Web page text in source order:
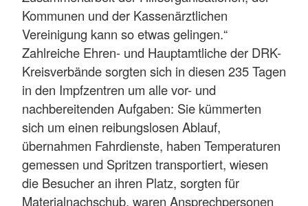
Kommunen und der Kassenärztlichen
Vereinigung kann so etwas gelingen.“
Zahlreiche Ehren- und Hauptamtliche der DRK-
Kreisverbände sorgten sich in diesen 235 Tagen
in den Impfzentren um alle vor- und
nachbereitenden Aufgaben: Sie kümmerten
sich um einen reibungslosen Ablauf,
übernahmen Fahrdienste, haben Temperaturen
gemessen und Spritzen transportiert, wiesen
die Besucher an ihren Platz, sorgten für
Materialnachschub, waren Ansprechpersonen